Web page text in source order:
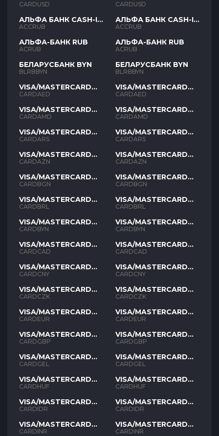
USD
CARDUSD
АЛЬФА БАНК CASH-IN
RUB
ACCRUB
АЛЬФА-БАНК RUB
ACRUB
БЕЛАРУСБАНК BYN
BLRBBYN
VISA/MASTERCARD
AED
CARDAED
VISA/MASTERCARD
AMD
CARDAMD
VISA/MASTERCARD
ARS
CARDARS
VISA/MASTERCARD
AZN
CARDAZN
VISA/MASTERCARD
BGN
CARDBGN
VISA/MASTERCARD
BRL
CARDBRL
VISA/MASTERCARD
BYN
CARDBYN
VISA/MASTERCARD
CAD
CARDCAD
VISA/MASTERCARD
CNY
CARDCNY
VISA/MASTERCARD
CZK
CARDCZK
VISA/MASTERCARD
EUR
CARDEUR
VISA/MASTERCARD
GBP
CARDGBP
VISA/MASTERCARD
GEL
CARDGEL
VISA/MASTERCARD
HUF
CARDHUF
VISA/MASTERCARD
IDR
CARDIDR
VISA/MASTERCARD
INR
CARDINR
USD
CARDUSD
АЛЬФА БАНК CASH-IN
RUB
ACCRUB
АЛЬФА-БАНК RUB
ACRUB
БЕЛАРУСБАНК BYN
BLRBBYN
VISA/MASTERCARD
AED
CARDAED
VISA/MASTERCARD
AMD
CARDAMD
VISA/MASTERCARD
ARS
CARDARS
VISA/MASTERCARD
AZN
CARDAZN
VISA/MASTERCARD
BGN
CARDBGN
VISA/MASTERCARD
BRL
CARDBRL
VISA/MASTERCARD
BYN
CARDBYN
VISA/MASTERCARD
CAD
CARDCAD
VISA/MASTERCARD
CNY
CARDCNY
VISA/MASTERCARD
CZK
CARDCZK
VISA/MASTERCARD
EUR
CARDEUR
VISA/MASTERCARD
GBP
CARDGBP
VISA/MASTERCARD
GEL
CARDGEL
VISA/MASTERCARD
HUF
CARDHUF
VISA/MASTERCARD
IDR
CARDIDR
VISA/MASTERCARD
INR
CARDINR